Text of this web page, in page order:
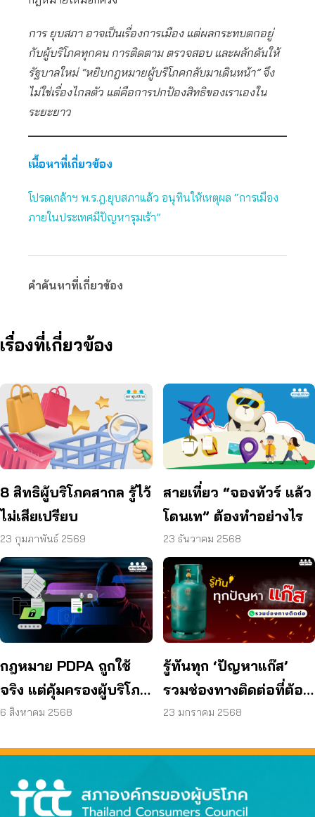
การ ยุบสภา อาจเป็นเรื่องการเมือง แต่ผลกระทบตกอยู่
กับผู้บริโภคทุกคน การติดตาม ตรวจสอบ และผลักดันให้
รัฐบาลใหม่ “หยิบกฎหมายผู้บริโภคกลับมาเดินหน้า” จึง
ไม่ใช่เรื่องไกลตัว แต่คือการปกป้องสิทธิของเราเองใน
ระยะยาว
เนื้อหาที่เกี่ยวข้อง
โปรดเกล้าฯ พ.ร.ฎ.ยุบสภาแล้ว อนุทินให้เหตุผล “การเมือง
ภายในประเทศมีปัญหารุมเร้า”
คำค้นหาที่เกี่ยวข้อง
เรื่องที่เกี่ยวข้อง
8 สิทธิผู้บริโภคสากล รู้ไว้
ไม่เสียเปรียบ
23 กุมภาพันธ์ 2569
สายเที่ยว “จองทัวร์ แล้ว
โดนเท” ต้องทำอย่างไร
23 ธันวาคม 2568
กฎหมาย PDPA ถูกใช้
จริง แต่คุ้มครองผู้บริโภค
พอหรือยัง?
6 สิงหาคม 2568
รู้ทันทุก ‘ปัญหาแก๊ส’
รวมช่องทางติดต่อที่ต้อง
รู้
23 มกราคม 2568